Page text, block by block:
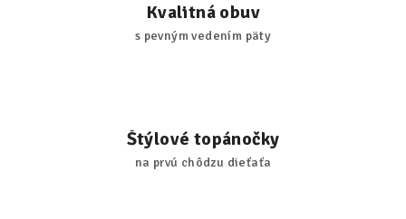
Kvalitná obuv
s pevným vedením päty
Štýlové topánočky
na prvú chôdzu dieťaťa